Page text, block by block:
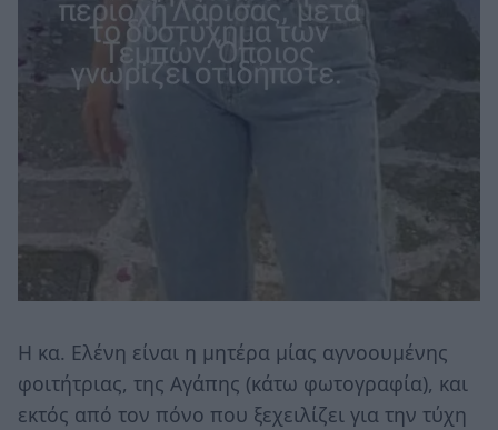
Η κα. Ελένη είναι η μητέρα μίας αγνοουμένης
φοιτήτριας, της Αγάπης (κάτω φωτογραφία), και
εκτός από τον πόνο που ξεχειλίζει για την τύχη